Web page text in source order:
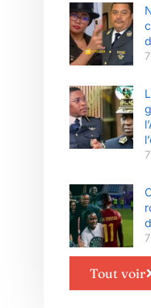
Tout voir